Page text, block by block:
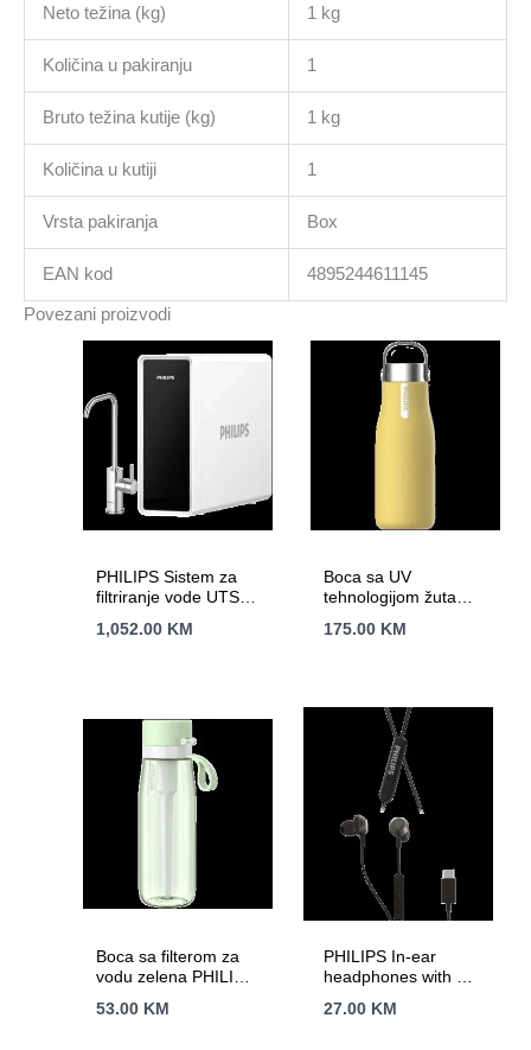
Neto težina (kg) 1 kg
Količina u pakiranju 1
Bruto težina kutije (kg) 1 kg
Količina u kutiji 1
Vrsta pakiranja Box
EAN kod 4895244611145
Povezani proizvodi
PHILIPS Sistem za
filtriranje vode UTS
AUT4030R600
1,052.00 KM
Boca sa UV
tehnologijom žuta
AWP2788YL/10
175.00 KM
Boca sa filterom za
vodu zelena PHILIPS
53.00 KM
PHILIPS In-ear
headphones with mic
USBC-C connector, 3
27.00 KM